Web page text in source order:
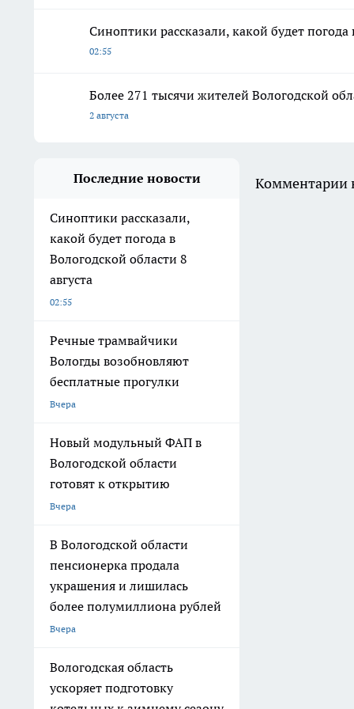
Синоптики рассказали, какой будет погода
02:55
Более 271 тысячи жителей Вологодской
2 августа
Последние новости
Синоптики рассказали,
какой будет погода в
Вологодской области 8
августа
02:55
Речные трамвайчики
Вологды возобновляют
бесплатные прогулки
Вчера
Новый модульный ФАП в
Вологодской области
готовят к открытию
Вчера
В Вологодской области
пенсионерка продала
украшения и лишилась
более полумиллиона рублей
Вчера
Вологодская область
ускоряет подготовку
Комментарии